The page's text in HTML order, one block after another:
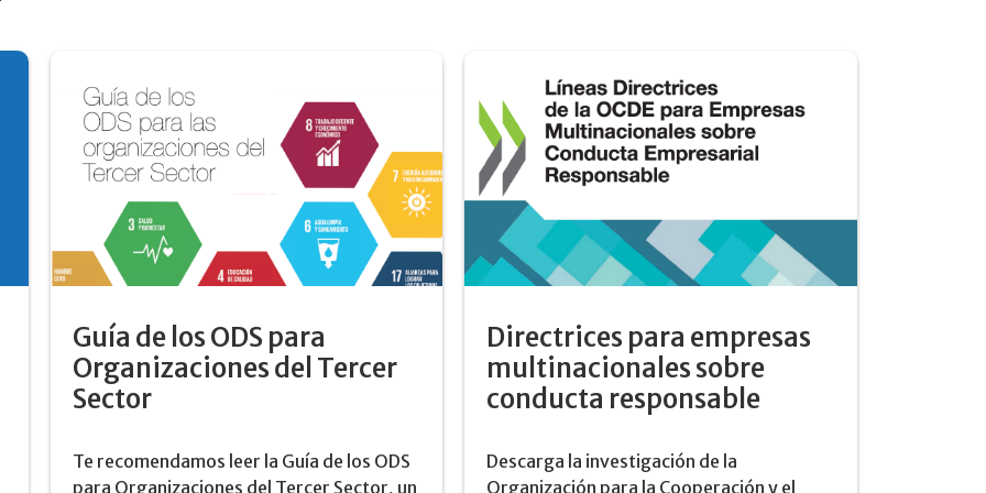
Guía de los ODS para
Organizaciones del Tercer
Sector
Te recomendamos leer la Guía de los ODS
para Organizaciones del Tercer Sector, un
Directrices para empresas
multinacionales sobre
conducta responsable
Descarga la investigación de la
Organización para la Cooperación y el